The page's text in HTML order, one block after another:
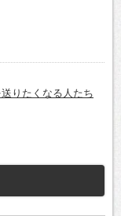
りたくなる人たち